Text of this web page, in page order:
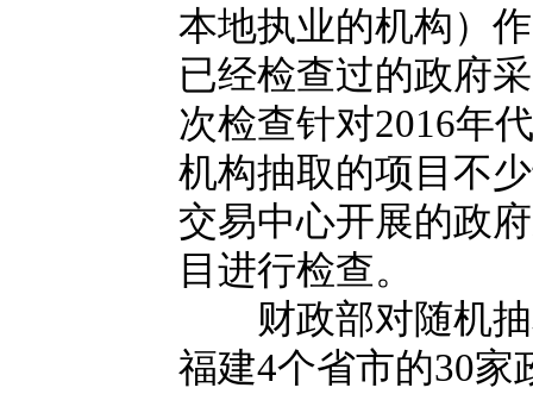
本地执业的机构）
已经检查过的政府
次检查针对2016年
机构抽取的项目不
交易中心开展的政
目进行检查。
财政部对随机抽
福建4个省市的30家